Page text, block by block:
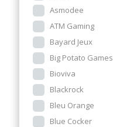
Asmodee
ATM Gaming
Bayard Jeux
Big Potato Games
Bioviva
Blackrock
Bleu Orange
Blue Cocker